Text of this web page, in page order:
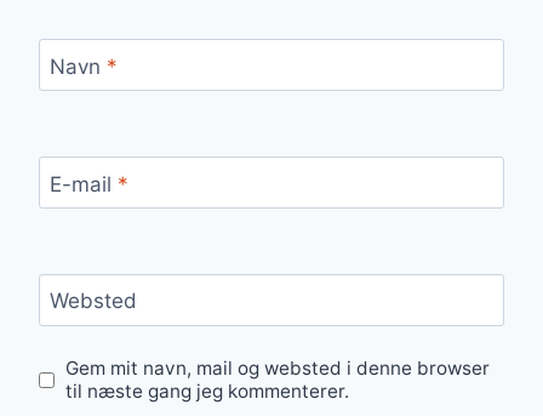
Navn *
E-mail *
Websted
Gem mit navn, mail og websted i denne browser
til næste gang jeg kommenterer.